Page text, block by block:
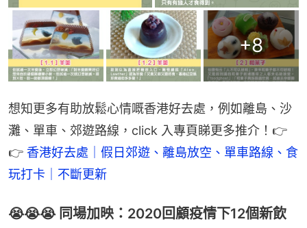
+8
想知更多有助放鬆心情嘅香港好去處，例如離島、沙
灘、單車、郊遊路線，click 入專頁睇更多推介！👉
👉 香港好去處｜假日郊遊、離島放空、單車路線、食
玩打卡｜不斷更新
😭😭😭 同場加映：2020回顧疫情下12個新飲